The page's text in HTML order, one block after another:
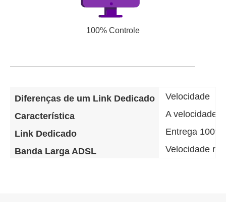
100% Controle
Diferenças de um Link Dedicado
Característica
Link Dedicado
Banda Larga ADSL
Velocidade
A velocidade
Entrega
Velocidade